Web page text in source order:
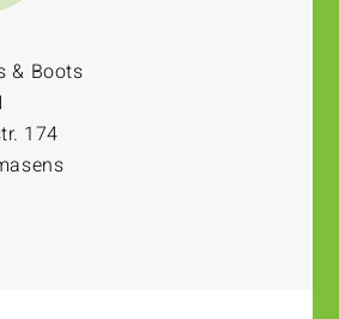
& Boots
174